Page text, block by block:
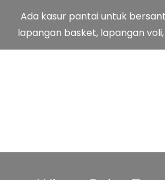
Ada kasur pantai untuk
lapangan basket, lapangan